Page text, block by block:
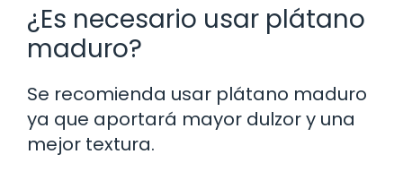
¿Es necesario usar plátano
maduro?
Se recomienda usar plátano maduro
ya que aportará mayor dulzor y una
mejor textura.